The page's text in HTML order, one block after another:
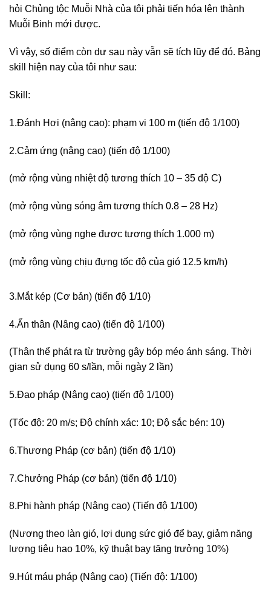
hỏi Chủng tộc Muỗi Nhà của tôi phải tiến hóa lên thành
Muỗi Binh mới được.
Vì vậy, số điểm còn dư sau này vẫn sẽ tích lũy để đó. Bảng
skill hiện nay của tôi như sau:
Skill:
1.Đánh Hơi (nâng cao): phạm vi 100 m (tiến độ 1/100)
2.Cảm ứng (nâng cao) (tiến độ 1/100)
(mở rộng vùng nhiệt độ tương thích 10 – 35 độ C)
(mở rộng vùng sóng âm tương thích 0.8 – 28 Hz)
(mở rộng vùng nghe đươc tương thích 1.000 m)
(mở rộng vùng chịu đựng tốc độ của gió 12.5 km/h)
3.Mắt kép (Cơ bản) (tiến độ 1/10)
4.Ẩn thân (Nâng cao) (tiến độ 1/100)
(Thân thể phát ra từ trường gây bóp méo ánh sáng. Thời
gian sử dụng 60 s/lần, mỗi ngày 2 lần)
5.Đao pháp (Nâng cao) (tiến độ 1/100)
(Tốc độ: 20 m/s; Độ chính xác: 10; Độ sắc bén: 10)
6.Thương Pháp (cơ bản) (tiến độ 1/10)
7.Chưởng Pháp (cơ bản) (tiến độ 1/10)
8.Phi hành pháp (Nâng cao) (Tiến độ 1/100)
(Nương theo làn gió, lợi dụng sức gió để bay, giảm năng
lượng tiêu hao 10%, kỹ thuật bay tăng trưởng 10%)
9.Hút máu pháp (Nâng cao) (Tiến độ: 1/100)